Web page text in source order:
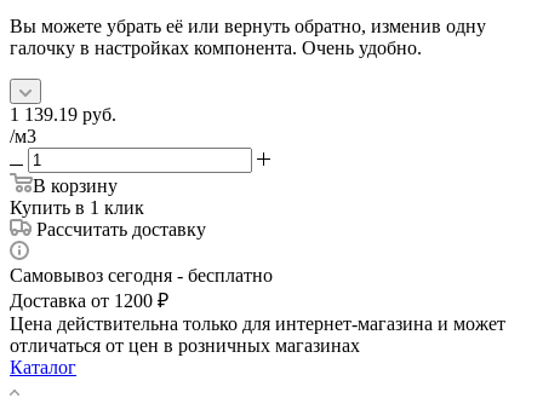
Вы можете убрать её или вернуть обратно, изменив одну
галочку в настройках компонента. Очень удобно.
1 139.19 руб.
/м3
В корзину
Купить в 1 клик
Рассчитать доставку
Самовывоз сегодня - бесплатно
Доставка от 1200 ₽
Цена действительна только для интернет-магазина и может
отличаться от цен в розничных магазинах
Каталог